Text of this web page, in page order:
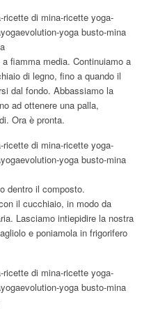
fiamma media. Continuiamo a
di legno, fino a quando il
dal fondo. Abbassiamo la
ad ottenere una palla,
Ora è pronta.
dentro il composto.
il cucchiaio, in modo da
Lasciamo intiepidire la nostra
e poniamola in frigorifero